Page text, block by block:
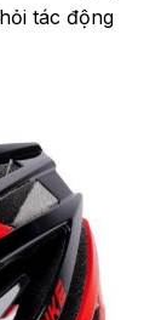
tác động